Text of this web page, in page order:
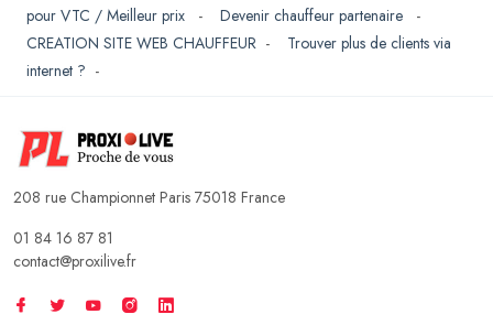
pour VTC / Meilleur prix
- Devenir chauffeur partenaire
-
CREATION SITE WEB CHAUFFEUR - Trouver plus de clients via
internet ? -
208 rue Championnet Paris 75018 France
01 84 16 87 81
contact@proxilive.fr